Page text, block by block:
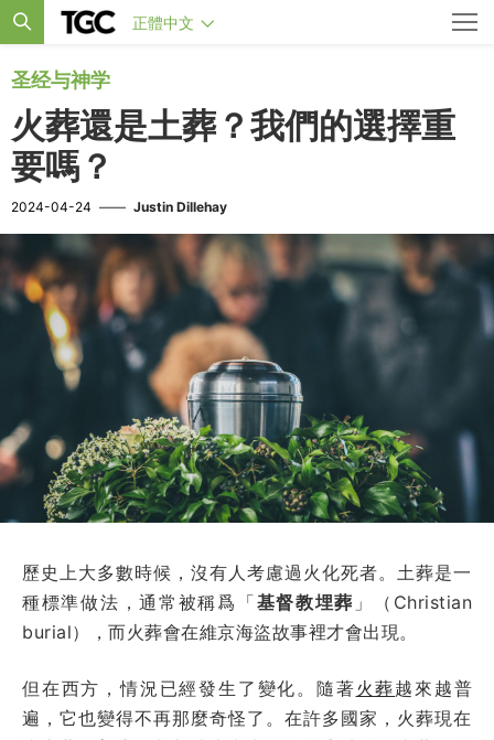
正體中文
圣经与神学
火葬還是土葬？我們的選擇重
要嗎？
2024-04-24 —— Justin Dillehay
歷史上大多數時候，沒有人考慮過火化死者。土葬是一
種標準做法，通常被稱爲「基督教埋葬 」（Christian
burial），而火葬會在維京海盜故事裡才會出現。
但在西方，情況已經發生了變化。隨著火葬越來越普
遍，它也變得不再那麼奇怪了。在許多國家，火葬現在